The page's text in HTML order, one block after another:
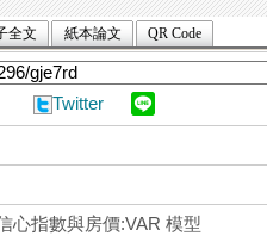
全文 紙本論文 QR Code
Twitter
心指數與房價:VAR 模型